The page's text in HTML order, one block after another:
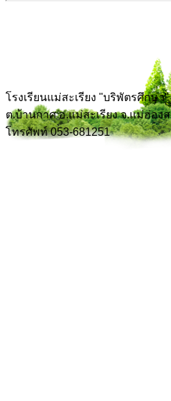
โรงเรียนแม่สะเรียง "บริพัตรศึกษา"
ต.บ้านกาศ อ.แม่สะเรียง จ.แม่ฮ่อง
โทรศัพท์ 053-681251